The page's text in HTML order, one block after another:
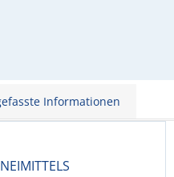
Informationen